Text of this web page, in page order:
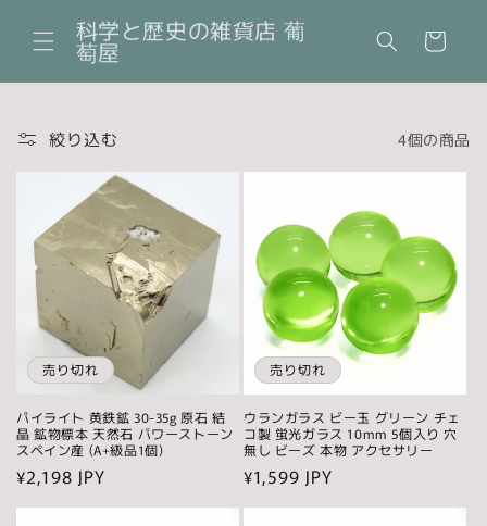
ンツに
進む
科学と歴史の雑貨店 葡
萄屋
ー
絞り込む 4個の商品
売り切れ
パイライト 黄鉄鉱 30-35g 原石 結
晶 鉱物標本 天然石 パワーストーン
スペイン産 (A+級品1個)
通
常
¥2,198 JPY
売り切れ
ウランガラス ビー玉 グリーン チェ
コ製 蛍光ガラス 10mm 5個入り 穴
無し ビーズ 本物 アクセサリー
通
常
¥1,599 JPY